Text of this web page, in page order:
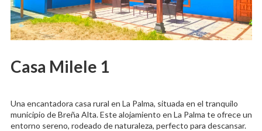
Casa Milele 1
Una encantadora casa rural en La Palma, situada en el tranquilo
municipio de Breña Alta. Este alojamiento en La Palma te ofrece un
entorno sereno, rodeado de naturaleza, perfecto para descansar.